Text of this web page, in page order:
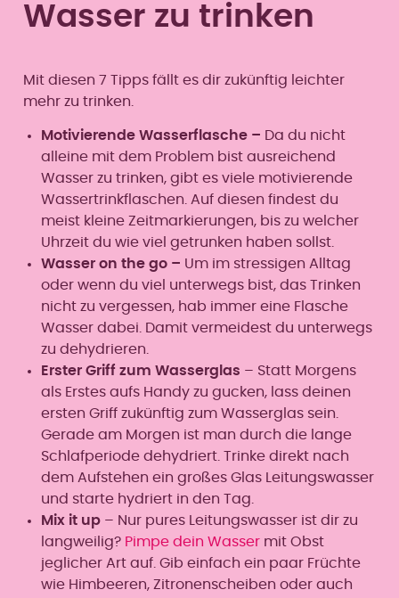
Wasser zu trinken
Mit diesen 7 Tipps fällt es dir zukünftig leichter
mehr zu trinken.
Motivierende Wasserflasche – Da du nicht
alleine mit dem Problem bist ausreichend
Wasser zu trinken, gibt es viele motivierende
Wassertrinkflaschen. Auf diesen findest du
meist kleine Zeitmarkierungen, bis zu welcher
Uhrzeit du wie viel getrunken haben sollst.
Wasser on the go – Um im stressigen Alltag
oder wenn du viel unterwegs bist, das Trinken
nicht zu vergessen, hab immer eine Flasche
Wasser dabei. Damit vermeidest du unterwegs
zu dehydrieren.
Erster Griff zum Wasserglas – Statt Morgens
als Erstes aufs Handy zu gucken, lass deinen
ersten Griff zukünftig zum Wasserglas sein.
Gerade am Morgen ist man durch die lange
Schlafperiode dehydriert. Trinke direkt nach
dem Aufstehen ein großes Glas Leitungswasser
und starte hydriert in den Tag.
Mix it up – Nur pures Leitungswasser ist dir zu
langweilig? Pimpe dein Wasser mit Obst
jeglicher Art auf. Gib einfach ein paar Früchte
wie Himbeeren, Zitronenscheiben oder auch